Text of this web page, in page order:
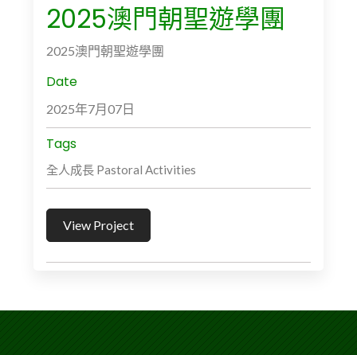
2025澳門朝聖遊學團
2025澳門朝聖遊學團
Date
2025年7月07日
Tags
全人成長 Pastoral Activities
View Project